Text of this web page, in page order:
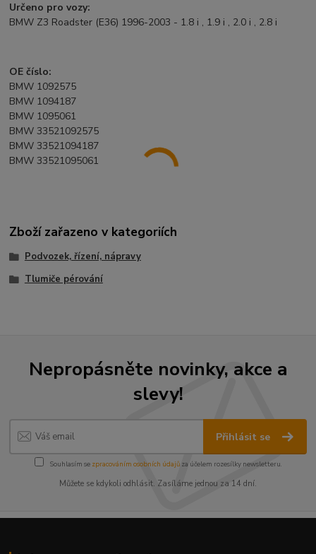
Určeno pro vozy:
BMW Z3 Roadster (E36) 1996-2003 - 1.8 i , 1.9 i , 2.0 i , 2.8 i
OE číslo:
BMW 1092575
BMW 1094187
BMW 1095061
BMW 33521092575
BMW 33521094187
BMW 33521095061
Zboží zařazeno v kategoriích
Podvozek, řízení, nápravy
Tlumiče pérování
Nepropásněte novinky, akce a
slevy!
Přihlásit se
Souhlasím se zpracováním osobních údajůza účelem rozesílky newsletteru.
Můžete se kdykoli odhlásit. Zasíláme jednou za 14 dní.